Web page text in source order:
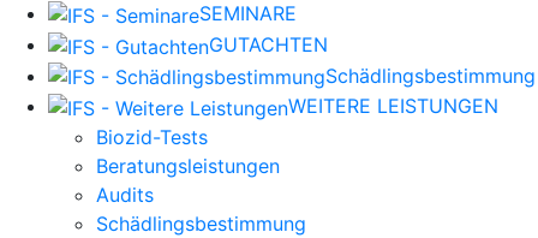
SEMINARE
GUTACHTEN
Schädlingsbestimmung
WEITERE LEISTUNGEN
Biozid-Tests
Beratungsleistungen
Audits
Schädlingsbestimmung